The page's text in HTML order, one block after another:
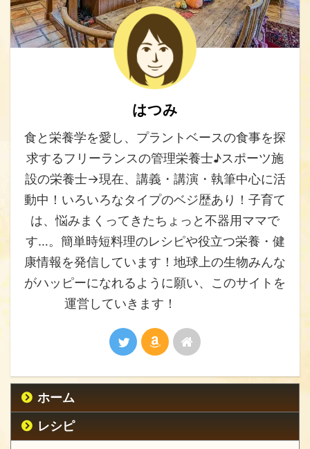
はつみ
食と栄養学を愛し、プラントベースの食事を探
求するフリーランスの管理栄養士♪スポーツ施
設の栄養士→現在、講義・講演・執筆中心に活
動中！いろいろなタイプのベジ歴あり！子育て
は、悩みまくってきたちょっと不器用ママで
す…。簡単時短料理のレシピや役立つ栄養・健
康情報を発信しています！地球上の生物みんな
がハッピーになれるように願い、このサイトを
運営していきます！
ホーム
レシピ